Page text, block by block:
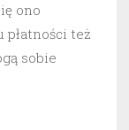
ono
płatności też
sobie